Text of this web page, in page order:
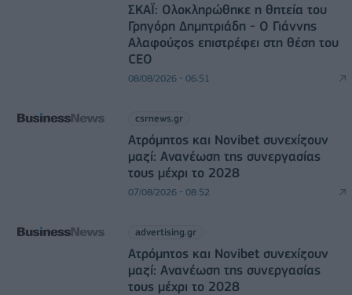
ΣΚΑΪ: Ολοκληρώθηκε η θητεία του
Γρηγόρη Δημητριάδη - Ο Γιάννης
Αλαφούζος επιστρέφει στη θέση του
CEO
08/08/2026 - 06:51
csrnews.gr
Ατρόμητος και Novibet συνεχίζουν
μαζί: Ανανέωση της συνεργασίας
τους μέχρι το 2028
07/08/2026 - 08:52
advertising.gr
Ατρόμητος και Novibet συνεχίζουν
μαζί: Ανανέωση της συνεργασίας
τους μέχρι το 2028